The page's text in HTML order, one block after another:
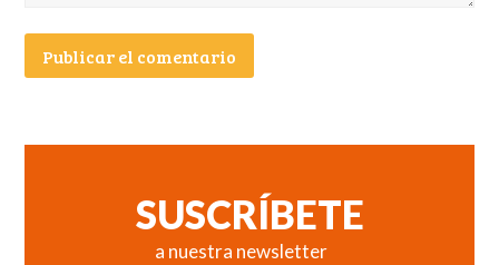
SUSCRÍBETE
a nuestra newsletter